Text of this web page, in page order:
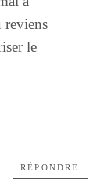
reviens
le
RÉPONDRE